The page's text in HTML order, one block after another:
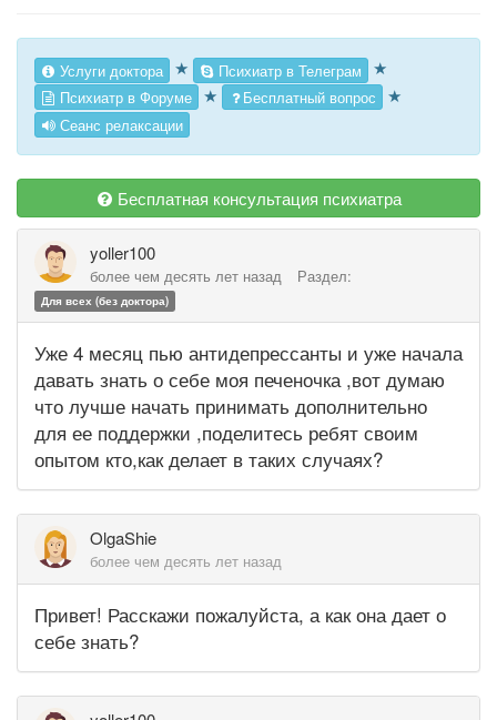
Услуги доктора ★ Психиатр в Телеграм ★
Психиатр в Форуме ★ Бесплатный вопрос ★
Сеанс релаксации
Бесплатная консультация психиатра
yoller100
более чем десять лет назад Раздел:
Для всех (без доктора)
Уже 4 месяц пью антидепрессанты и уже начала
давать знать о себе моя печеночка ,вот думаю
что лучше начать принимать дополнительно
для ее поддержки ,поделитесь ребят своим
опытом кто,как делает в таких случаях?
OlgaShie
более чем десять лет назад
Привет! Расскажи пожалуйста, а как она дает о
себе знать?